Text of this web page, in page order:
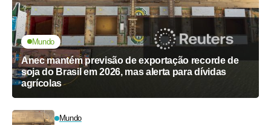
Mundo
Anec mantém previsão de exportação recorde de
soja do Brasil em 2026, mas alerta para dívidas
agrícolas
Mundo